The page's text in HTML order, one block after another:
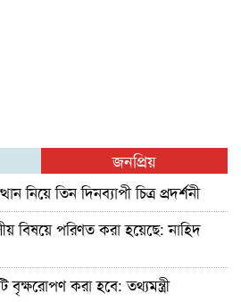
জনপ্রিয়
নিয়ে তিন দিনব্যাপী চিত্র প্রদর্শনী
বিষয়ে পরিণত করা হয়েছে: নাহিদ
বৃক্ষরোপণ করা হবে: তথ্যমন্ত্রী